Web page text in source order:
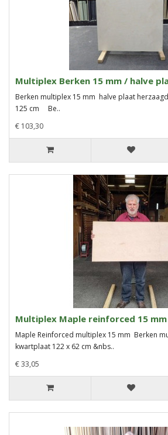
Multiplex Berken 15 mm / halve
Berken multiplex 15 mm halve plaat
125 cm Be..
€ 103,30
Multiplex Maple reinforced 15
Maple Reinforced multiplex 15 mm Berken
kwartplaat 122 x 62 cm &nbs..
€ 33,05